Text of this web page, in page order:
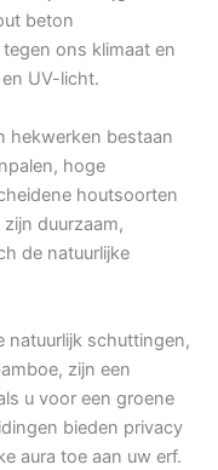
beton
ons klimaat en
UV-licht.
hekwerken bestaan
hoge
houtsoorten
duurzaam,
de natuurlijke
natuurlijk schuttingen,
zijn een
u voor een groene
bieden privacy
aura toe aan uw erf.